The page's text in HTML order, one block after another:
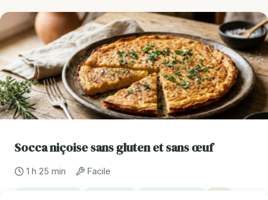
Socca niçoise sans gluten et sans œuf
1 h 25 min Facile